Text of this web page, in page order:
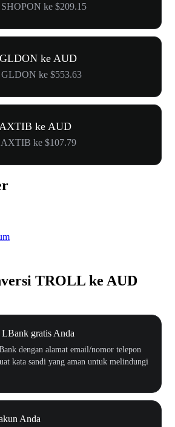
ke $209.15
ke AUD
ke $553.63
ke AUD
AXTIB ke $107.79
TROLL ke AUD
gratis Anda
dengan alamat email/nomor telepon
kata sandi yang aman untuk melindungi
Anda